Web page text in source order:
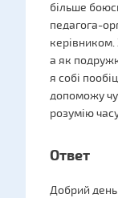
більше
педагога-
керівником.
а як
я собі
допоможу
розумію
Ответ
Добрий